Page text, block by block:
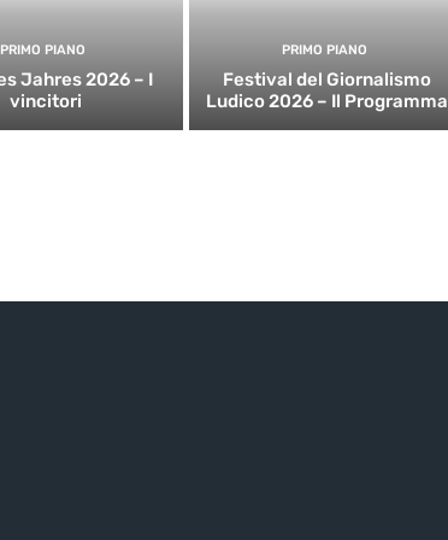
PRIMO PIANO
Jahres 2026 – I
vincitori
PRIMO PIANO
Festival del Giornalismo
Ludico 2026 – Il Programma